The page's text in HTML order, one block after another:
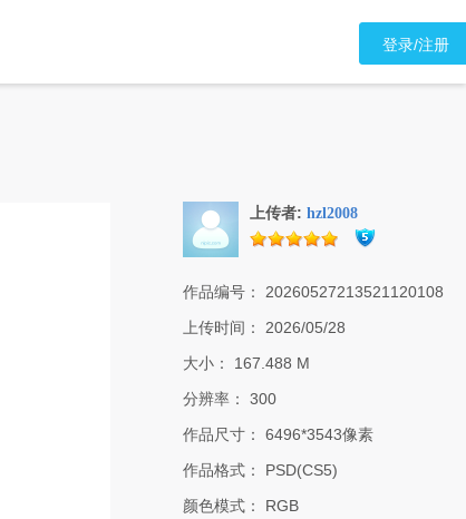
登录/注册
上传者: hzl2008
作品编号：
20260527213521120108
上传时间：
2026/05/28
大小：
167.488 M
分辨率：
300
作品尺寸：
6496*3543像素
作品格式：
PSD(CS5)
颜色模式：
RGB